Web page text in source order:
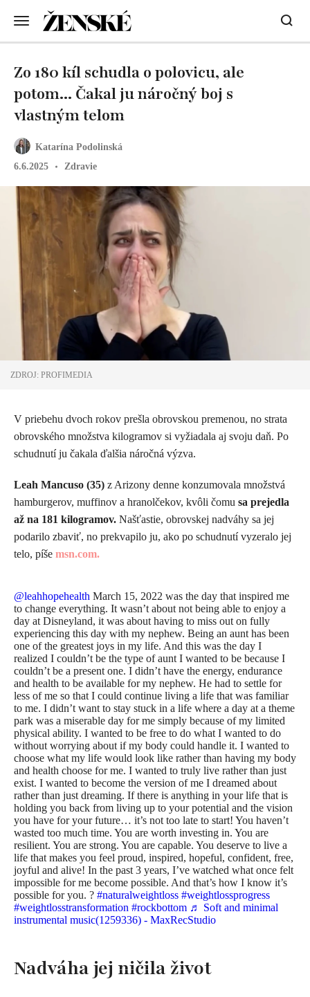
Katarína Podolinská
6.6.2025
Zdravie
Zo 180 kíl schudla o polovicu, ale
potom... Čakal ju náročný boj s
vlastným telom
ZDROJ: PROFIMEDIA
V priebehu dvoch rokov prešla obrovskou premenou, no strata
obrovského množstva kilogramov si vyžiadala aj svoju daň. Po
schudnutí ju čakala ďalšia náročná výzva.
Leah Mancuso (35) z Arizony denne konzumovala množstvá
hamburgerov, muffinov a hranolčekov, kvôli čomu sa prejedla
až na 181 kilogramov. Našťastie, obrovskej nadváhy sa jej
podarilo zbaviť, no prekvapilo ju, ako po schudnutí vyzeralo jej
telo, píše msn.com.
@leahhopehealth March 15, 2022 was the day that inspired me
to change everything. It wasn’t about not being able to enjoy a
day at Disneyland, it was about having to miss out on fully
experiencing this day with my nephew. Being an aunt has been
one of the greatest joys in my life. And this was the day I
realized I couldn’t be the type of aunt I wanted to be because I
couldn’t be a present one. I didn’t have the energy, endurance
and health to be available for my nephew. He had to settle for
less of me so that I could continue living a life that was familiar
to me. I didn’t want to stay stuck in a life where a day at a theme
park was a miserable day for me simply because of my limited
physical ability. I wanted to be free to do what I wanted to do
without worrying about if my body could handle it. I wanted to
choose what my life would look like rather than having my body
and health choose for me. I wanted to truly live rather than just
exist. I wanted to become the version of me I dreamed about
rather than just dreaming. If there is anything in your life that is
holding you back from living up to your potential and the vision
you have for your future… it’s not too late to start! You haven’t
wasted too much time. You are worth investing in. You are
resilient. You are strong. You are capable. You deserve to live a
life that makes you feel proud, inspired, hopeful, confident, free,
joyful and alive! In the past 3 years, I’ve watched what once felt
impossible for me become possible. And that’s how I know it’s
possible for you. ? #naturalweightloss #weightlossprogress
#weightlosstransformation #rockbottom ♬ Soft and minimal
instrumental music(1259336) - MaxRecStudio
Nadváha jej ničila život